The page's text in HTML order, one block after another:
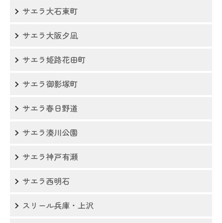
サエラ大石東町
サエラ大阪夕凪
サエラ姫路花田町
サエラ御影塚町
サエラ春日野道
サエラ湊川公園
サエラ神戸有瀬
サエラ西明石
スリール兵庫・上沢